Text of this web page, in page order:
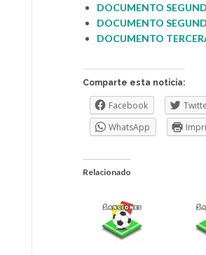
DOCUMENTO
DOCUMENTO
DOCUMENTO
Comparte esta noticia:
Facebook
WhatsApp
Relacionado